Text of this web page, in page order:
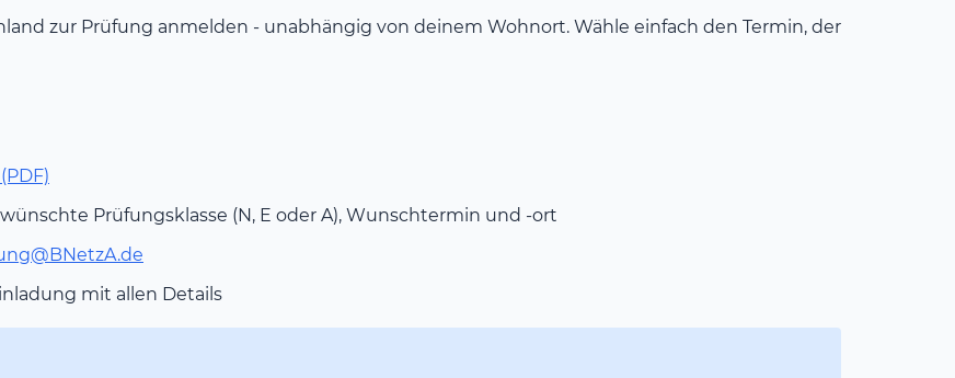
zur Prüfung anmelden - unabhängig von deinem Wohnort. Wähle einfach den Termin, der
Prüfungsklasse (N, E oder A), Wunschtermin und -ort
mit allen Details